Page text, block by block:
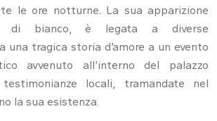
le ore notturne. La sua apparizione
di bianco, è legata a diverse
una tragica storia d’amore a un evento
avvenuto all’interno del palazzo
locali, tramandate nel
la sua esistenza.